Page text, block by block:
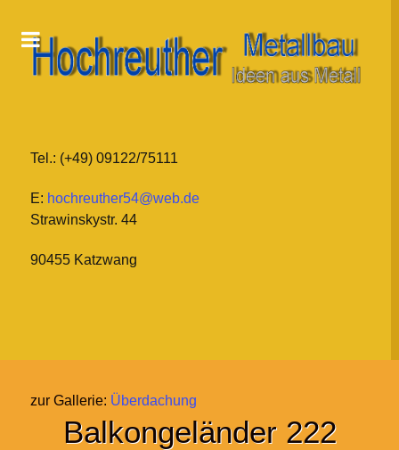
Tel.: (+49) 09122/75111
E: hochreuther54@web.de
Strawinskystr. 44
90455 Katzwang
zur Gallerie: Überdachung
Balkongeländer 222